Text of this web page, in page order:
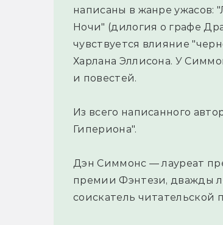
написаны в жанре ужасов:
Ночи" (дилогия о графе
чувствуется влияние
Харлана Эллисона. У
и повестей.
Из всего написанного
Гипериона".
Дэн Симмонс — лауреат
премии Фэнтези, дважды
соискатель читательской